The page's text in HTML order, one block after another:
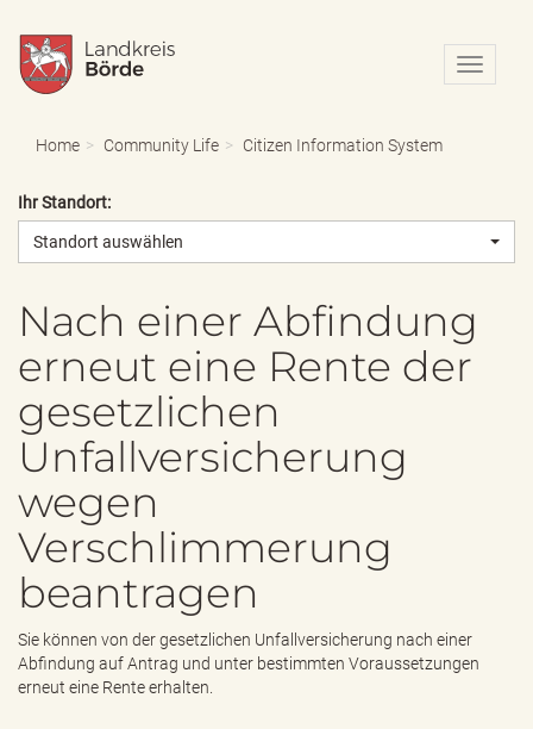
N
a
o
i
n
Home Community Life Citizen Information System
Ihr Standort:
Standort auswählen
Nach einer Abfindung
erneut eine Rente der
gesetzlichen
Unfallversicherung
wegen
Verschlimmerung
beantragen
Sie können von der gesetzlichen Unfallversicherung nach einer
Abfindung auf Antrag und unter bestimmten Voraussetzungen
erneut eine Rente erhalten.